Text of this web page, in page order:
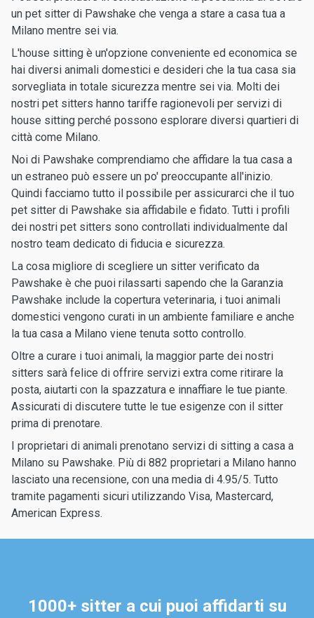
un pet sitter di Pawshake che venga a stare a casa tua a
Milano mentre sei via.
L'house sitting è un'opzione conveniente ed economica se
hai diversi animali domestici e desideri che la tua casa sia
sorvegliata in totale sicurezza mentre sei via. Molti dei
nostri pet sitters hanno tariffe ragionevoli per servizi di
house sitting perché possono esplorare diversi quartieri di
città come Milano.
Noi di Pawshake comprendiamo che affidare la tua casa a
un estraneo può essere un po' preoccupante all'inizio.
Quindi facciamo tutto il possibile per assicurarci che il tuo
pet sitter di Pawshake sia affidabile e fidato. Tutti i profili
dei nostri pet sitters sono controllati individualmente dal
nostro team dedicato di fiducia e sicurezza.
La cosa migliore di scegliere un sitter verificato da
Pawshake è che puoi rilassarti sapendo che la Garanzia
Pawshake include la copertura veterinaria, i tuoi animali
domestici vengono curati in un ambiente familiare e anche
la tua casa a Milano viene tenuta sotto controllo.
Oltre a curare i tuoi animali, la maggior parte dei nostri
sitters sarà felice di offrire servizi extra come ritirare la
posta, aiutarti con la spazzatura e innaffiare le tue piante.
Assicurati di discutere tutte le tue esigenze con il sitter
prima di prenotare.
I proprietari di animali prenotano servizi di sitting a casa a
Milano su Pawshake. Più di 882 proprietari a Milano hanno
lasciato una recensione, con una media di 4.95/5. Tutto
tramite pagamenti sicuri utilizzando Visa, Mastercard,
American Express.
1000+ sitter a cui puoi affidarti su